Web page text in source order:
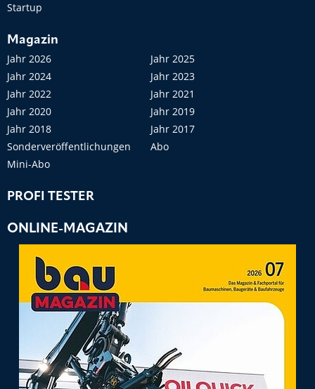
Startup
Magazin
Jahr 2026
Jahr 2025
Jahr 2024
Jahr 2023
Jahr 2022
Jahr 2021
Jahr 2020
Jahr 2019
Jahr 2018
Jahr 2017
Sonderveröffentlichungen
Abo
Mini-Abo
PROFI TESTER
ONLINE-MAGAZIN